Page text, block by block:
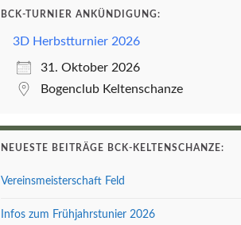
BCK-TURNIER ANKÜNDIGUNG:
3D Herbstturnier 2026
31. Oktober 2026
Bogenclub Keltenschanze
NEUESTE BEITRÄGE BCK-KELTENSCHANZE:
Vereinsmeisterschaft Feld
Infos zum Frühjahrstunier 2026